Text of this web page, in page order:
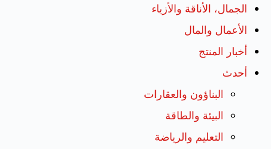
الجمال، الأناقة والأزياء
الأعمال والمال
أخبار المنتج
أحدث
البناؤون والعقارات
البيئة والطاقة
التعليم والرياضة